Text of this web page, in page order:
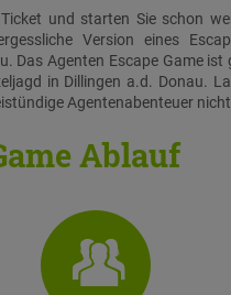
und starten Sie schon
Version eines
Das Agenten Escape Game
in Dillingen a.d. Donau.
Agentenabenteuer
Ablauf